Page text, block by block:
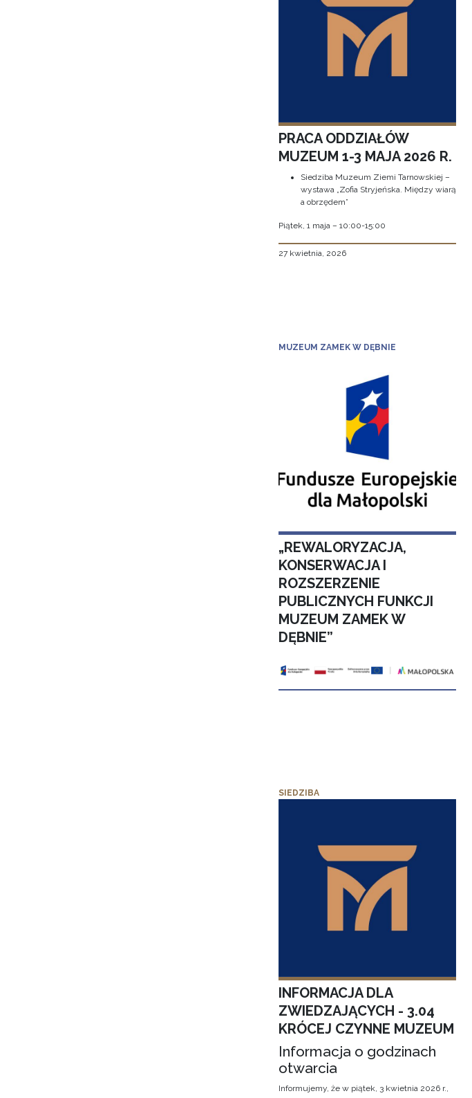
PRACA ODDZIAŁÓW
MUZEUM 1-3 MAJA 2026 R.
Siedziba Muzeum Ziemi Tarnowskiej –
wystawa „Zofia Stryjeńska. Między wiarą
a obrzędem”
Piątek, 1 maja – 10:00-15:00
27 kwietnia, 2026
MUZEUM ZAMEK W DĘBNIE
„REWALORYZACJA,
KONSERWACJA I
ROZSZERZENIE
PUBLICZNYCH FUNKCJI
MUZEUM ZAMEK W
DĘBNIE”
SIEDZIBA
INFORMACJA DLA
ZWIEDZAJĄCYCH - 3.04
KRÓCEJ CZYNNE MUZEUM
Informacja o godzinach
otwarcia
Informujemy, że w piątek, 3 kwietnia 2026 r.,